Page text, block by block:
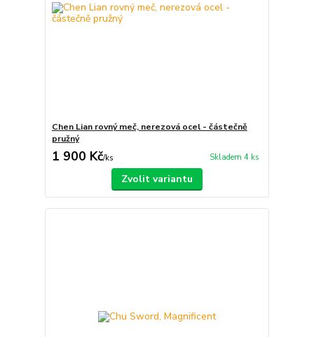
Chen Lian rovný meč, nerezová ocel - částečně
pružný
1 900 Kč/ks Skladem 4 ks
Zvolit variantu